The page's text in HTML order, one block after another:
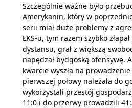
Szczególnie ważne było
Amerykanin, który w
serii miał duże problemy z
ŁKS-u, tym razem szybko
dystansu, grał z większą
napędzał bydgoską ofensywę.
kwarcie wyszła na
pierwszej połowy należała do
wykorzystali przestój
11:0 i do przerwy prowadzili